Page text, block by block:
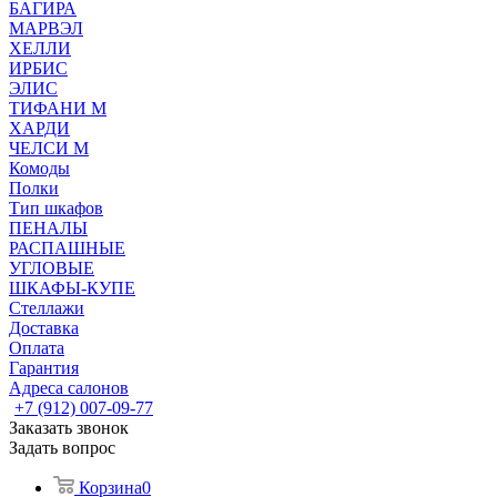
БАГИРА
МАРВЭЛ
ХЕЛЛИ
ИРБИС
ЭЛИС
ТИФАНИ М
ХАРДИ
ЧЕЛСИ М
Комоды
Полки
Тип шкафов
ПЕНАЛЫ
РАСПАШНЫЕ
УГЛОВЫЕ
ШКАФЫ-КУПЕ
Стеллажи
Доставка
Оплата
Гарантия
Адреса салонов
+7 (912) 007-09-77
Заказать звонок
Задать вопрос
Корзина0